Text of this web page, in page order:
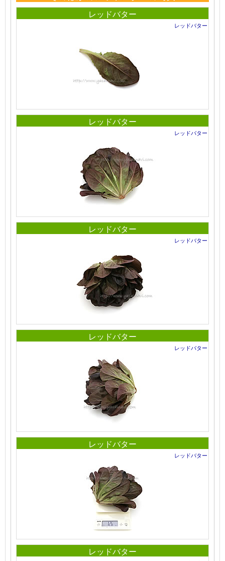
レッドバター
レッドバター
レッドバター
レッドバター
レッドバター
レッドバター
レッドバター
レッドバター
レッドバター
レッドバター
レッドバター